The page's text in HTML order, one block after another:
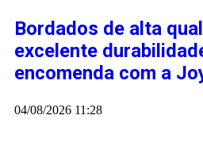
Bordados de alta
excelente
encomenda com a
04/08/2026 11:28